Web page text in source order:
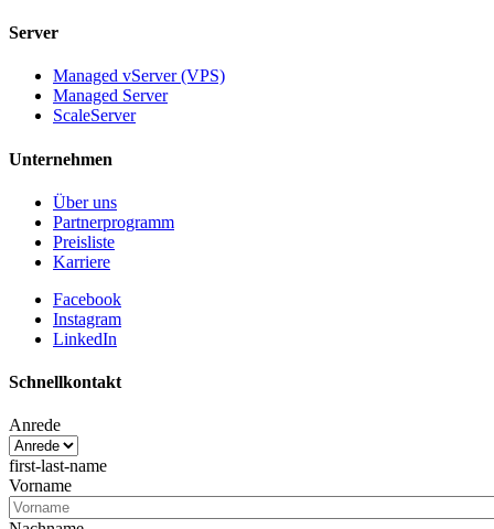
Server
Managed vServer (VPS)
Managed Server
ScaleServer
Unternehmen
Über uns
Partnerprogramm
Preisliste
Karriere
Facebook
Instagram
LinkedIn
Schnellkontakt
Anrede
first-last-name
Vorname